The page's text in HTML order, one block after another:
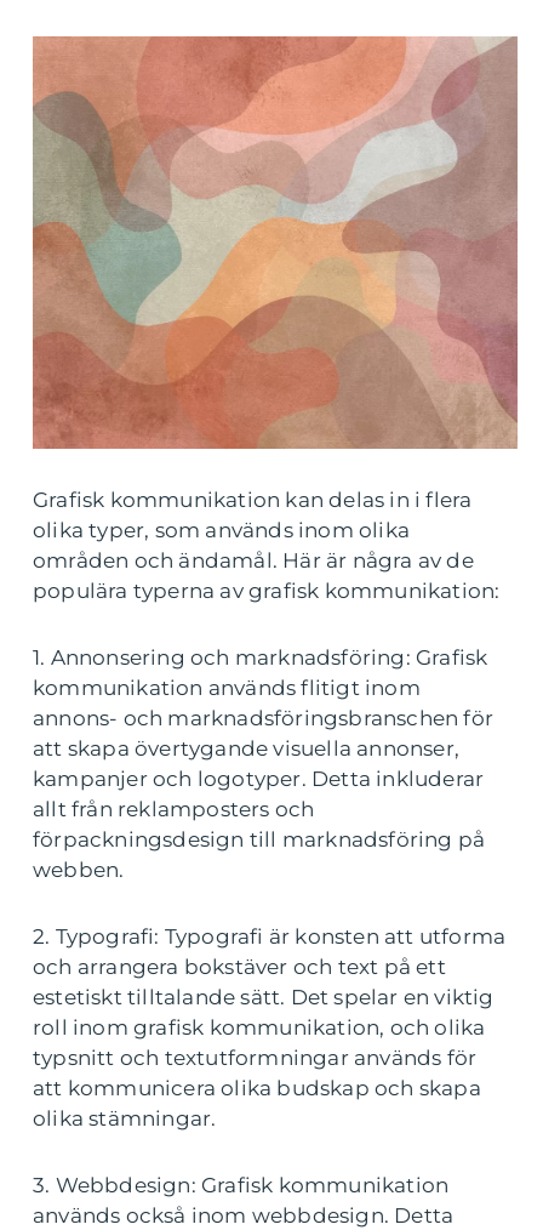
Grafisk kommunikation kan delas in i flera
olika typer, som används inom olika
områden och ändamål. Här är några av de
populära typerna av grafisk kommunikation:
1. Annonsering och marknadsföring: Grafisk
kommunikation används flitigt inom
annons- och marknadsföringsbranschen för
att skapa övertygande visuella annonser,
kampanjer och logotyper. Detta inkluderar
allt från reklamposters och
förpackningsdesign till marknadsföring på
webben.
2. Typografi: Typografi är konsten att utforma
och arrangera bokstäver och text på ett
estetiskt tilltalande sätt. Det spelar en viktig
roll inom grafisk kommunikation, och olika
typsnitt och textutformningar används för
att kommunicera olika budskap och skapa
olika stämningar.
3. Webbdesign: Grafisk kommunikation
används också inom webbdesign. Detta